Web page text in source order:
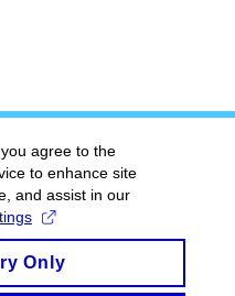
you agree to the
to enhance site
and assist in our
Only